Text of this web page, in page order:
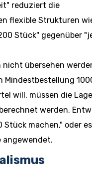
reduziert die
flexible Strukturen
Stück" gegenüber
nicht übersehen
Mindestbestellung
will, müssen die
werden.
Stück machen," oder
angewendet.